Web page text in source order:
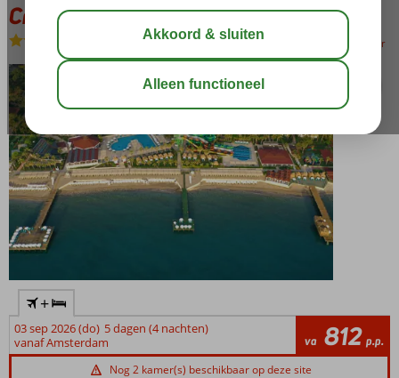
Crystal Flora Pearl Collection
Ultra All Inclusive- Hotel bewaar
+
03 sep 2026 (do) 5 dagen (4 nachten)
vanaf Amsterdam
va 812 p.p.
Nog 2 kamer(s) beschikbaar op deze site